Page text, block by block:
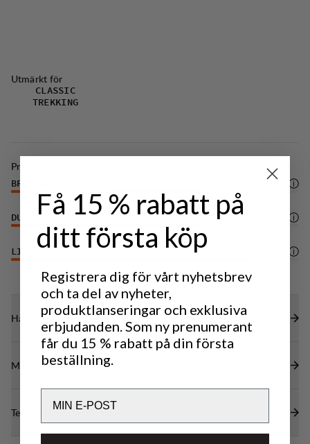
Utmärkt för
CLASSIC
TREKKING
Prestanda
BREATHABILITY
DURABILITY
LIGHTWEIGHT
Hållbarhetsegenskaper
Material
Tekniska specifikationer
Få 15 % rabatt på
ditt första köp
Registrera dig för vårt nyhetsbrev
och ta del av nyheter,
produktlanseringar och exklusiva
erbjudanden. Som ny prenumerant
får du 15 % rabatt på din första
beställning.